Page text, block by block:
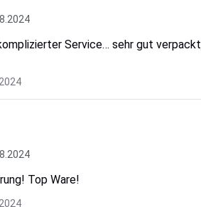
Service… sehr gut
Top Ware!